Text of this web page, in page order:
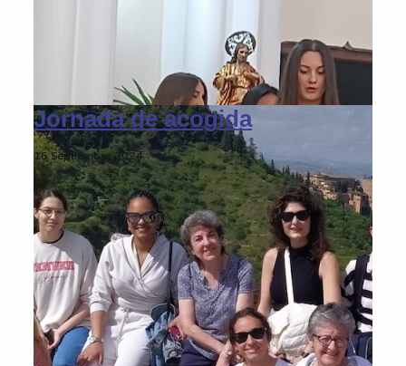
Jornada de acogida
16 Septiembre 2024